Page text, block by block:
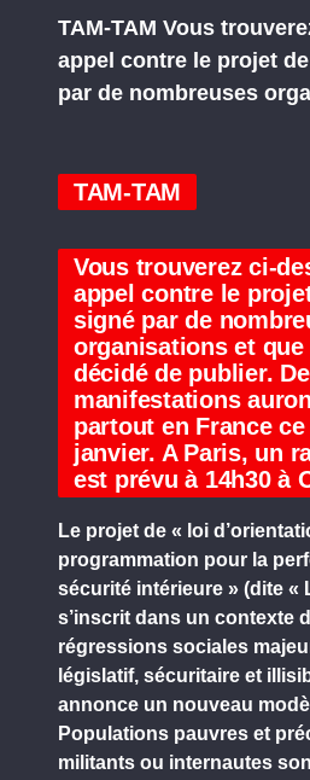
TAM-TAM Vous
appel contre le projet
par de nombreuses
TAM-TAM
Vous trouverez ci-
appel contre le
signé par de
organisations et
décidé de publier.
manifestations
partout en France
janvier. A Paris, un
est prévu à 14h30 à
Le projet de « loi
programmation pour la
sécurité intérieure » (dite «
s’inscrit dans un contexte
régressions sociales
législatif, sécuritaire et
annonce un nouveau
Populations pauvres et
militants ou internautes